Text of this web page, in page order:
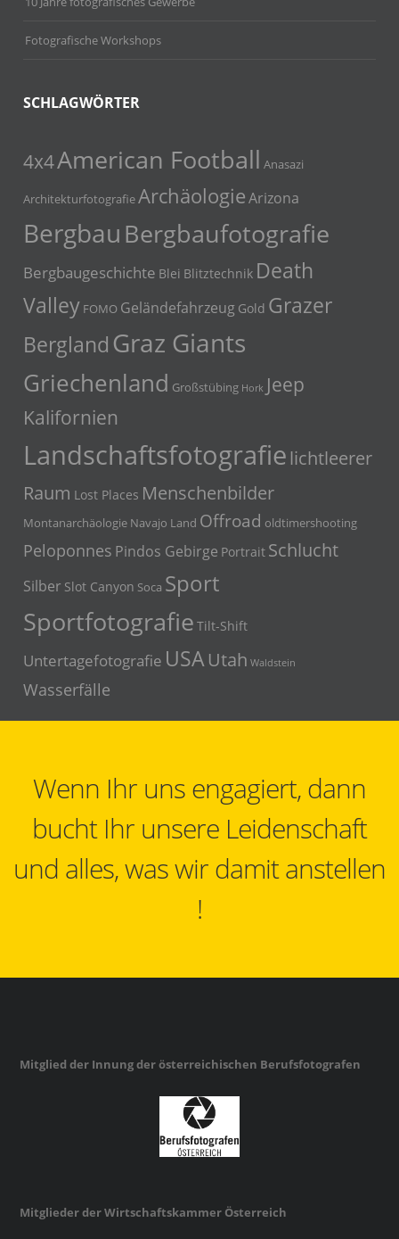
Fotografische Workshops
SCHLAGWÖRTER
4x4American Football Anasazi
ArchitekturfotografieArchäologieArizona
BergbauBergbaufotografie
Bergbaugeschichte Blei Blitztechnik Death
Valley FOMO Geländefahrzeug Gold Grazer
Bergland Graz Giants
Griechenland Großstübing Hork Jeep
Kalifornien
Landschaftsfotografie lichtleerer
Raum Lost Places Menschenbilder
Montanarchäologie Navajo Land Offroad oldtimershooting
Peloponnes Pindos Gebirge Portrait Schlucht
Silber Slot Canyon Soca Sport
Sportfotografie Tilt-Shift
Untertagefotografie USAUtah Waldstein
Wasserfälle
Wenn Ihr uns engagiert, dann
bucht Ihr unsere Leidenschaft
und alles, was wir damit anstellen
!
Mitglied der Innung der österreichischen Berufsfotografen
Mitglieder der Wirtschaftskammer Österreich